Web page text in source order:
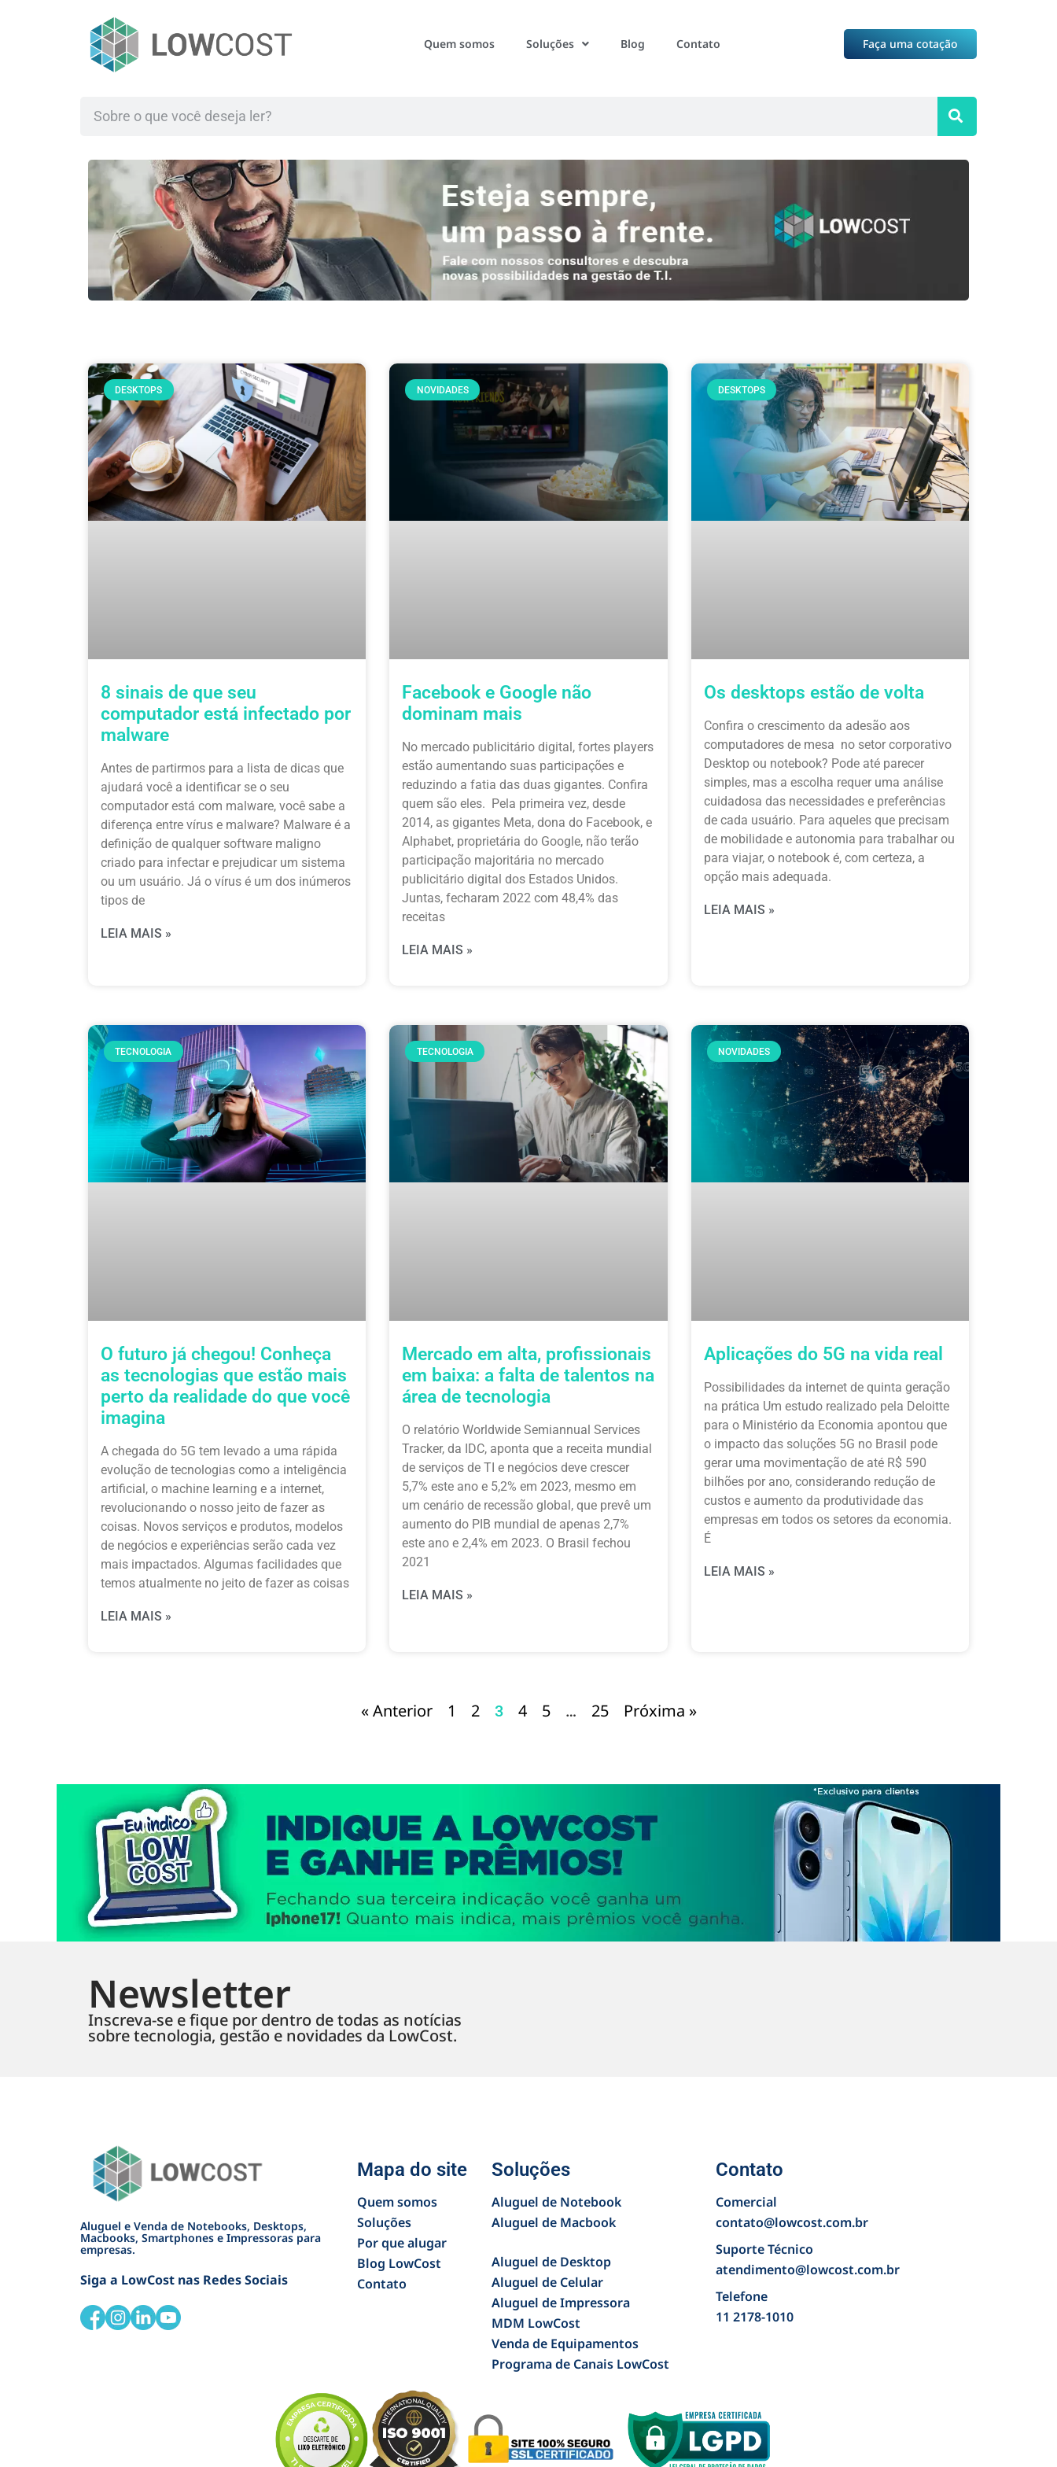
Quem somos Soluções Blog Contato Faça uma cotação
DESKTOPS
8 sinais de que seu
computador está infectado por
malware
Antes de partirmos para a lista de dicas que
ajudará você a identificar se o seu
computador está com malware, você sabe a
diferença entre vírus e malware? Malware é a
definição de qualquer software maligno
criado para infectar e prejudicar um sistema
ou um usuário. Já o vírus é um dos inúmeros
tipos de
LEIA MAIS »
NOVIDADES
Facebook e Google não
dominam mais
No mercado publicitário digital, fortes players
estão aumentando suas participações e
reduzindo a fatia das duas gigantes. Confira
quem são eles. Pela primeira vez, desde
2014, as gigantes Meta, dona do Facebook, e
Alphabet, proprietária do Google, não terão
participação majoritária no mercado
publicitário digital dos Estados Unidos.
Juntas, fecharam 2022 com 48,4% das
receitas
LEIA MAIS »
DESKTOPS
Os desktops estão de volta
Confira o crescimento da adesão aos
computadores de mesa no setor corporativo
Desktop ou notebook? Pode até parecer
simples, mas a escolha requer uma análise
cuidadosa das necessidades e preferências
de cada usuário. Para aqueles que precisam
de mobilidade e autonomia para trabalhar ou
para viajar, o notebook é, com certeza, a
opção mais adequada.
LEIA MAIS »
TECNOLOGIA
O futuro já chegou! Conheça
as tecnologias que estão mais
perto da realidade do que você
imagina
A chegada do 5G tem levado a uma rápida
evolução de tecnologias como a inteligência
artificial, o machine learning e a internet,
revolucionando o nosso jeito de fazer as
coisas. Novos serviços e produtos, modelos
de negócios e experiências serão cada vez
mais impactados. Algumas facilidades que
temos atualmente no jeito de fazer as coisas
LEIA MAIS »
TECNOLOGIA
Mercado em alta, profissionais
em baixa: a falta de talentos na
área de tecnologia
O relatório Worldwide Semiannual Services
Tracker, da IDC, aponta que a receita mundial
de serviços de TI e negócios deve crescer
5,7% este ano e 5,2% em 2023, mesmo em
um cenário de recessão global, que prevê um
aumento do PIB mundial de apenas 2,7%
este ano e 2,4% em 2023. O Brasil fechou
2021
LEIA MAIS »
NOVIDADES
Aplicações do 5G na vida real
Possibilidades da internet de quinta geração
na prática Um estudo realizado pela Deloitte
para o Ministério da Economia apontou que
o impacto das soluções 5G no Brasil pode
gerar uma movimentação de até R$ 590
bilhões por ano, considerando redução de
custos e aumento da produtividade das
empresas em todos os setores da economia.
É
LEIA MAIS »
« Anterior 1 2 3 4 5 … 25 Próxima »
Newsletter
Inscreva-se e fique por dentro de todas as notícias
sobre tecnologia, gestão e novidades da LowCost.
Aluguel e Venda de Notebooks, Desktops,
Macbooks, Smartphones e Impressoras para
empresas.
Siga a LowCost nas Redes Sociais
Mapa do site
Quem somos
Soluções
Por que alugar
Blog LowCost
Contato
Soluções
Aluguel de Notebook
Aluguel de Macbook
Aluguel de Desktop
Aluguel de Celular
Aluguel de Impressora
MDM LowCost
Venda de Equipamentos
Programa de Canais LowCost
Contato
Comercial
contato@lowcost.com.br
Suporte Técnico
atendimento@lowcost.com.br
Telefone
11 2178-1010